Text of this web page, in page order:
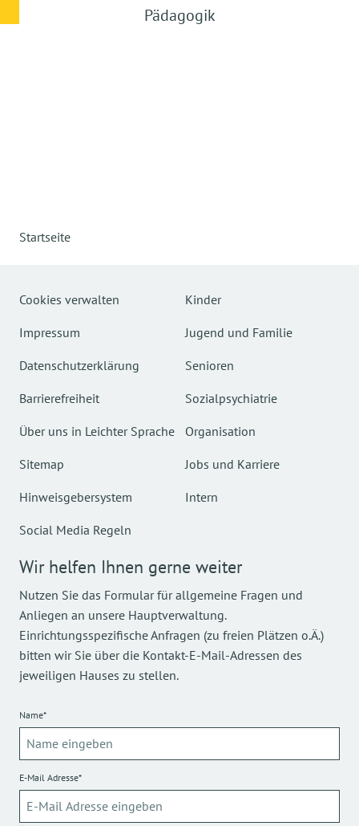
Pädagogik
Startseite
Cookies verwalten
Impressum
Datenschutzerklärung
Barrierefreiheit
Über uns in Leichter Sprache
Sitemap
Hinweisgebersystem
Social Media Regeln
Kinder
Jugend und Familie
Senioren
Sozialpsychiatrie
Organisation
Jobs und Karriere
Intern
Wir helfen Ihnen gerne weiter
Nutzen Sie das Formular für allgemeine Fragen und
Anliegen an unsere Hauptverwaltung.
Einrichtungsspezifische Anfragen (zu freien Plätzen o.Ä.)
bitten wir Sie über die Kontakt-E-Mail-Adressen des
jeweiligen Hauses zu stellen.
Name*
E-Mail Adresse*